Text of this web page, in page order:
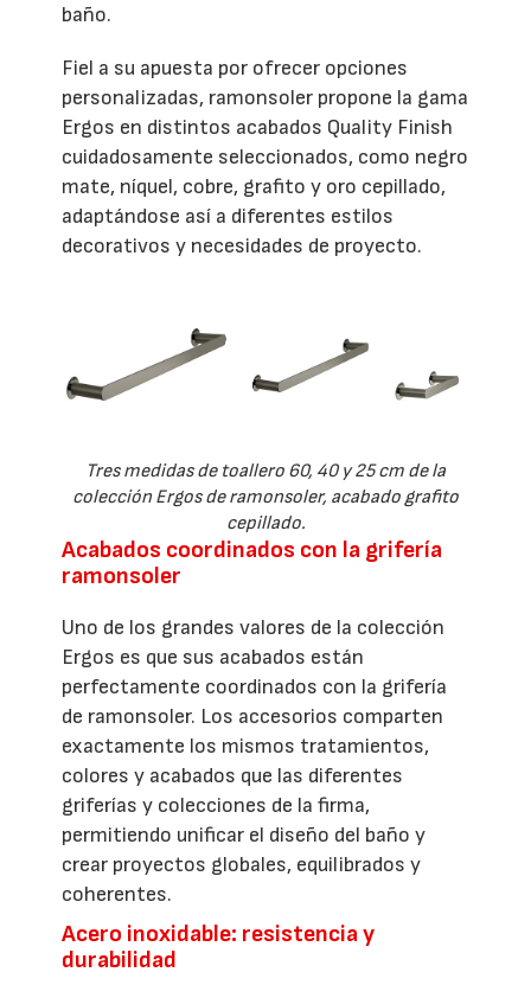
baño.
Fiel a su apuesta por ofrecer opciones
personalizadas, ramonsoler propone la gama
Ergos en distintos acabados Quality Finish
cuidadosamente seleccionados, como negro
mate, níquel, cobre, grafito y oro cepillado,
adaptándose así a diferentes estilos
decorativos y necesidades de proyecto.
Tres medidas de toallero 60, 40 y 25 cm de la
colección Ergos de ramonsoler, acabado grafito
cepillado.
Acabados coordinados con la grifería
ramonsoler
Uno de los grandes valores de la colección
Ergos es que sus acabados están
perfectamente coordinados con la grifería
de ramonsoler. Los accesorios comparten
exactamente los mismos tratamientos,
colores y acabados que las diferentes
griferías y colecciones de la firma,
permitiendo unificar el diseño del baño y
crear proyectos globales, equilibrados y
coherentes.
Acero inoxidable: resistencia y
durabilidad